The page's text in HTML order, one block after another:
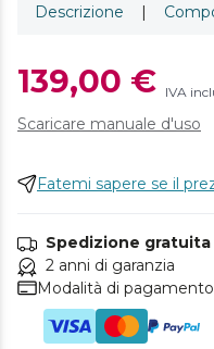
Descrizione |
139,00 € IVA
Scaricare manuale d'uso
Fatemi sapere se il
Spedizione gratuita
2 anni di garanzia
Modalità di